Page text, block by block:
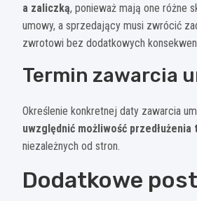
a zaliczką, ponieważ mają one różne
umowy, a sprzedający musi zwrócić
zwrotowi bez dodatkowych
Termin zawarcia
Określenie konkretnej daty zawarcia
uwzględnić możliwość
niezależnych od stron.
Dodatkowe